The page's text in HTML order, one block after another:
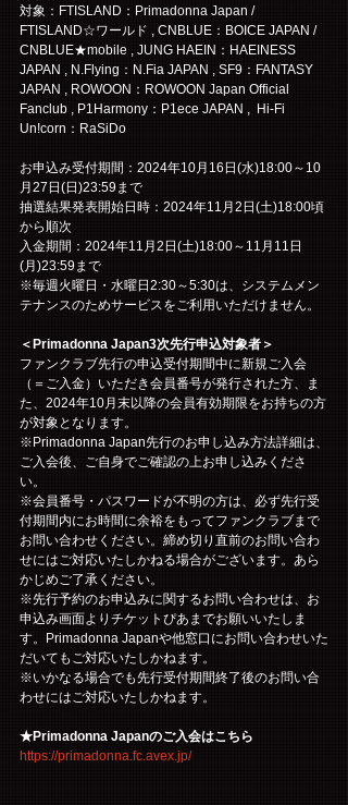
対象：FTISLAND：Primadonna Japan /
FTISLAND☆ワールド , CNBLUE：BOICE JAPAN /
CNBLUE★mobile , JUNG HAEIN：HAEINESS
JAPAN , N.Flying：N.Fia JAPAN , SF9：FANTASY
JAPAN , ROWOON：ROWOON Japan Official
Fanclub , P1Harmony：P1ece JAPAN ,  Hi-Fi
Un!corn：RaSiDo
お申込み受付期間：2024年10月16日(水)18:00～10
月27日(日)23:59まで
抽選結果発表開始日時：2024年11月2日(土)18:00頃
から順次
入金期間：2024年11月2日(土)18:00～11月11日
(月)23:59まで
※毎週火曜日・水曜日2:30～5:30は、システムメン
テナンスのためサービスをご利用いただけません。
＜Primadonna Japan3次先行申込対象者＞
ファンクラブ先行の申込受付期間中に新規ご入会
（＝ご入金）いただき会員番号が発行された方、ま
た、2024年10月末以降の会員有効期限をお持ちの方
が対象となります。
※Primadonna Japan先行のお申し込み方法詳細は、
ご入会後、ご自身でご確認の上お申し込みくださ
い。
※会員番号・パスワードが不明の方は、必ず先行受
付期間内にお時間に余裕をもってファンクラブまで
お問い合わせください。締め切り直前のお問い合わ
せにはご対応いたしかねる場合がございます。あら
かじめご了承ください。
※先行予約のお申込みに関するお問い合わせは、お
申込み画面よりチケットぴあまでお願いいたしま
す。Primadonna Japanや他窓口にお問い合わせいた
だいてもご対応いたしかねます。
※いかなる場合でも先行受付期間終了後のお問い合
わせにはご対応いたしかねます。
★Primadonna Japanのご入会はこちら
https://primadonna.fc.avex.jp/